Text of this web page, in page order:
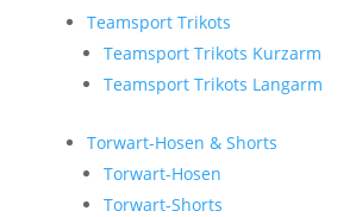
Teamsport Trikots
Teamsport Trikots Kurzarm
Teamsport Trikots Langarm
Torwart-Hosen & Shorts
Torwart-Hosen
Torwart-Shorts